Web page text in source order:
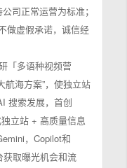
司正常运营为标准；
做虚假承诺，诚信经
「多语种视频营
航海方案”，使独立站
搜索发展，首创
立站 + 高质量信息
，Copilot和
取曝光机会和流